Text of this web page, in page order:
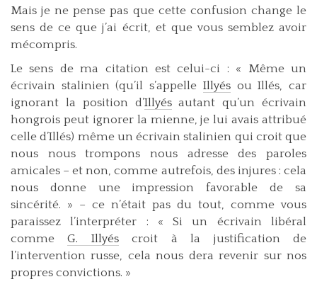
Mais je ne pense pas que cette confusion change le
sens de ce que j’ai écrit, et que vous semblez avoir
mécompris.
Le sens de ma citation est celui-ci : « Même un
écrivain stalinien (qu’il s’appelle Illyésou Illés, car
ignorant la position d’Illyésautant qu’un écrivain
hongrois peut ignorer la mienne, je lui avais attribué
celle d’Illés) même un écrivain stalinien qui croit que
nous nous trompons nous adresse des paroles
amicales – et non, comme autrefois, des injures : cela
nous donne une impression favorable de sa
sincérité. » – ce n’était pas du tout, comme vous
paraissez l’interpréter : « Si un écrivain libéral
commeG. Illyéscroit à la justification de
l’intervention russe, cela nous dera revenir sur nos
propres convictions. »